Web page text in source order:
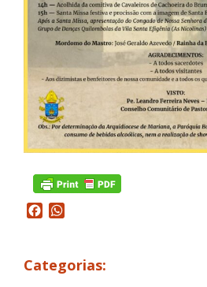
Facebook
Categorias: